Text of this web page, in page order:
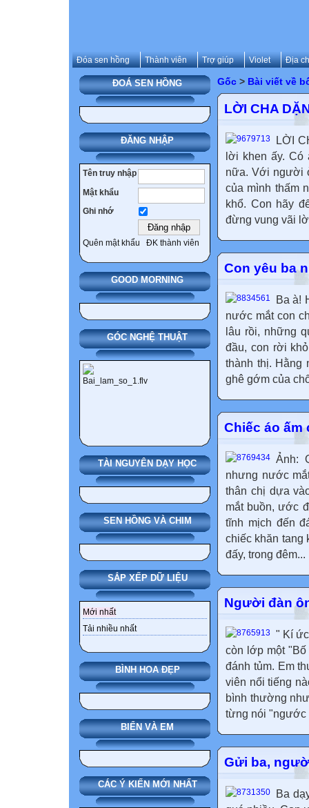
Đóa sen hồng Thành viên Trợ giúp Violet Địa
ĐOÁ SEN HỒNG
ĐĂNG NHẬP
Tên truy nhập
Mật khẩu
Ghi nhớ
Quên mật khẩu ĐK thành viên
GOOD MORNING
GÓC NGHỆ THUẬT
TÀI NGUYÊN DẠY HỌC
SEN HỒNG VÀ CHIM
SẮP XẾP DỮ LIỆU
Mới nhất
Tải nhiều nhất
BÌNH HOA ĐẸP
BIỂN VÀ EM
CÁC Ý KIẾN MỚI NHẤT
Gốc > Bài viết về
LỜI CHA
LỜI
lời khen ấy.
nữa. Với người
của mình thấm
khổ. Con hãy
đừng vung vãi
Con yêu ba
Ba à!
nước mắt con
lâu rồi, những
đầu, con rời
thành thị. Hằng
ghê gớm của
Chiếc áo ấm
Ảnh:
nhưng nước
thân chị dựa
mắt buồn, ước
tĩnh mịch đến
chiếc khăn tang
đấy, trong đêm...
Người đàn
" Kí
còn lớp một
đánh tủm. Em
viên nổi tiếng
bình thường
từng nói "ngước
Gửi ba,
Ba